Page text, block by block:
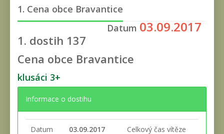
1. Cena obce Bravantice
Datum 03.09.2017
1. dostih 137
Cena obce Bravantice
klusáci 3+
Informace o dostihu
Datum 03.09.2017 Celkový čas vítěze